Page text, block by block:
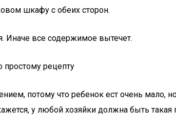
шкафу с обеих сторон.
Иначе все содержимое вытечет.
рецепту
потому что ребенок ест очень мало,
у любой хозяйки должна быть